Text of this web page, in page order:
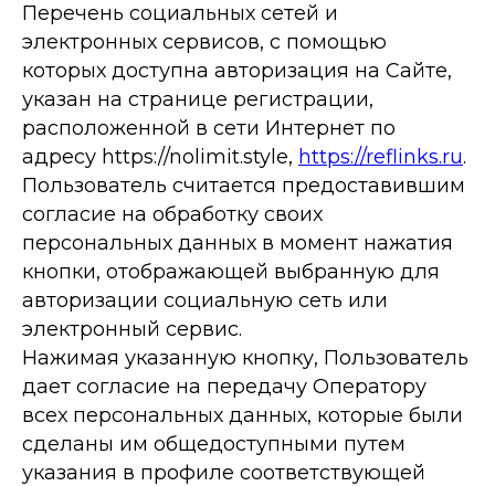
Перечень социальных сетей и
электронных сервисов, с помощью
которых доступна авторизация на Сайте,
указан на странице регистрации,
расположенной в сети Интернет по
адресу https://nolimit.style, https://reflinks.ru.
Пользователь считается предоставившим
согласие на обработку своих
персональных данных в момент нажатия
кнопки, отображающей выбранную для
авторизации социальную сеть или
электронный сервис.
Нажимая указанную кнопку, Пользователь
дает согласие на передачу Оператору
всех персональных данных, которые были
сделаны им общедоступными путем
указания в профиле соответствующей